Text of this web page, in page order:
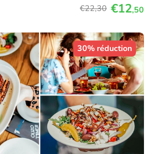
€22,30 €12,50
30% réduction